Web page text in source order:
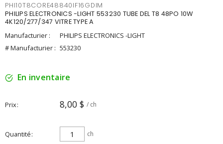
PHI10T8CORE48840IF16GDIM
PHILIPS ELECTRONICS -LIGHT 553230 TUBE DEL T8 48PO 10W
4K120/277/347 VITRE TYPE A
Manufacturier :
PHILIPS ELECTRONICS -LIGHT
# Manufacturier : 553230
En inventaire
Prix 8,00 $ / ch
Quantité ch